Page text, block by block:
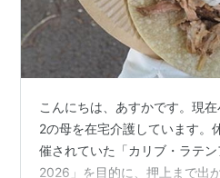
こんにちは、あすかです。現
2の母を在宅介護しています。
催されていた「カリブ・ラテ
2026」を目的に、押上まで出